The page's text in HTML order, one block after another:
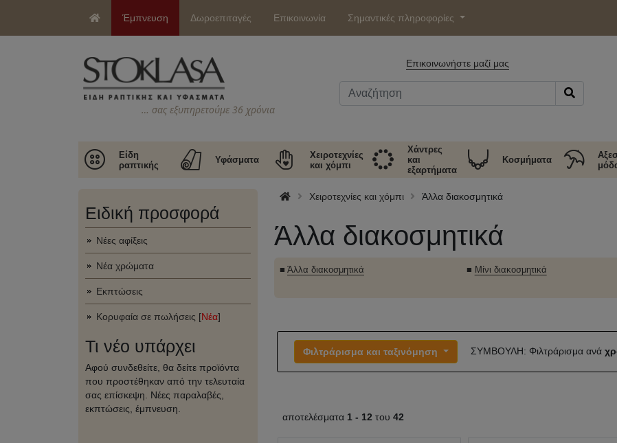
Έμπνευση Δωροεπιταγές Επικοινωνία Σημαντικές πληροφορίες
… σας εξυπηρετούμε 36 χρόνια
Επικοινωνήστε μαζί μας
Είδη
ραπτικής
Υφάσματα
Χειροτεχνίες
και χόμπι
Χάντρες
και
εξαρτήματα
Κοσμήματα
Ειδική προσφορά
Νέες αφίξεις
Νέα χρώματα
Εκπτώσεις
Κορυφαία σε πωλήσεις [Νέα]
Τι νέο υπάρχει
Αφού συνδεθείτε, θα δείτε προϊόντα
που προστέθηκαν από την τελευταία
σας επίσκεψη. Νέες παραλαβές,
εκπτώσεις, έμπνευση.
Χειροτεχνίες και χόμπι Άλλα διακοσμητικά
Άλλα διακοσμητικά
■ Άλλα διακοσμητικά ■ Μίνι διακοσμητικά
Φιλτράρισμα και ταξινόμηση ΣΥΜΒΟΥΛΗ: Φιλτράρισμα ανά
αποτελέσματα 1 - 12 του 42